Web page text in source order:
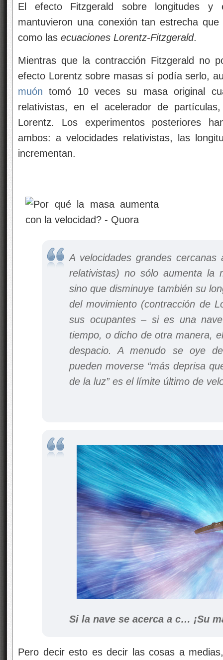
El efecto Fitzgerald sobre longitudes y
mantuvieron una conexión tan estrecha
como las ecuaciones Lorentz-Fitzgerald.
Mientras que la contracción Fitzgerald no
efecto Lorentz sobre masas sí podía serlo,
muón tomó 10 veces su masa original
relativistas, en el acelerador de
Lorentz. Los experimentos posteriores
ambos: a velocidades relativistas, las
incrementan.
A velocidades grandes
relativistas) no sólo aumenta la
sino que disminuye también su
del movimiento (contracción de
sus ocupantes – si es una
tiempo, o dicho de otra manera,
despacio. A menudo se oye
pueden moverse “más deprisa
de la luz” es el límite último de
Si la nave se acerca a c… ¡Su
Pero decir esto es decir las cosas a